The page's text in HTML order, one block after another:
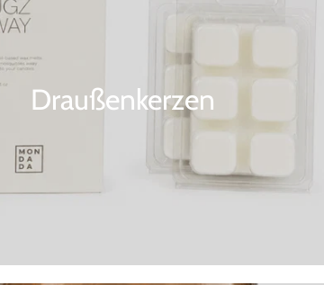
Draußenkerzen